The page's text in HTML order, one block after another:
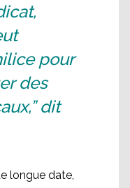
pour
des
dit
longue date,